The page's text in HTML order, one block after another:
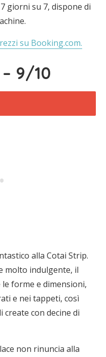
giorni su 7, dispone di
su Booking.com.
– 9/10
alla Cotai Strip.
molto indulgente, il
forme e dimensioni,
e nei tappeti, così
con decine di
non rinuncia alla